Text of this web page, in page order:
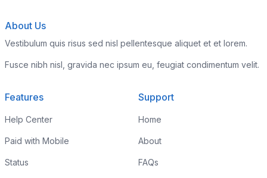
About Us
Vestibulum quis risus sed nisl pellentesque aliquet et et lorem.
Fusce nibh nisl, gravida nec ipsum eu, feugiat condimentum velit.
Features
Help Center
Paid with Mobile
Status
Support
Home
About
FAQs